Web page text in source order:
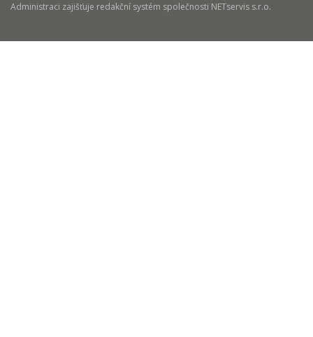
Administraci zajišťuje redakční systém společnosti NETservis s.r.o.